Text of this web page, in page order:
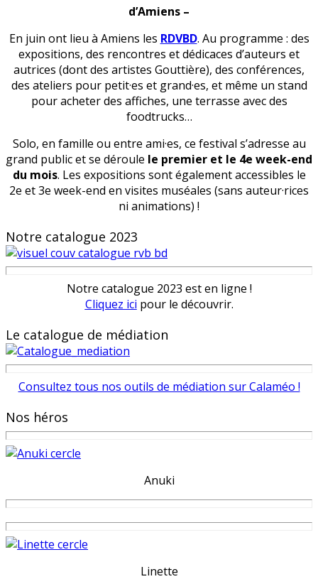
d’Amiens –
En juin ont lieu à Amiens les RDVBD. Au programme : des
expositions, des rencontres et dédicaces d’auteurs et
autrices (dont des artistes Gouttière), des conférences,
des ateliers pour petit·es et grand·es, et même un stand
pour acheter des affiches, une terrasse avec des
foodtrucks…
Solo, en famille ou entre ami·es, ce festival s’adresse au
grand public et se déroule le premier et le 4e week-end
du mois. Les expositions sont également accessibles le
2e et 3e week-end en visites muséales (sans auteur·rices
ni animations) !
Notre catalogue 2023
Notre catalogue 2023 est en ligne !
Cliquez ici pour le découvrir.
Le catalogue de médiation
Consultez tous nos outils de médiation sur Calaméo !
Nos héros
Anuki
Linette